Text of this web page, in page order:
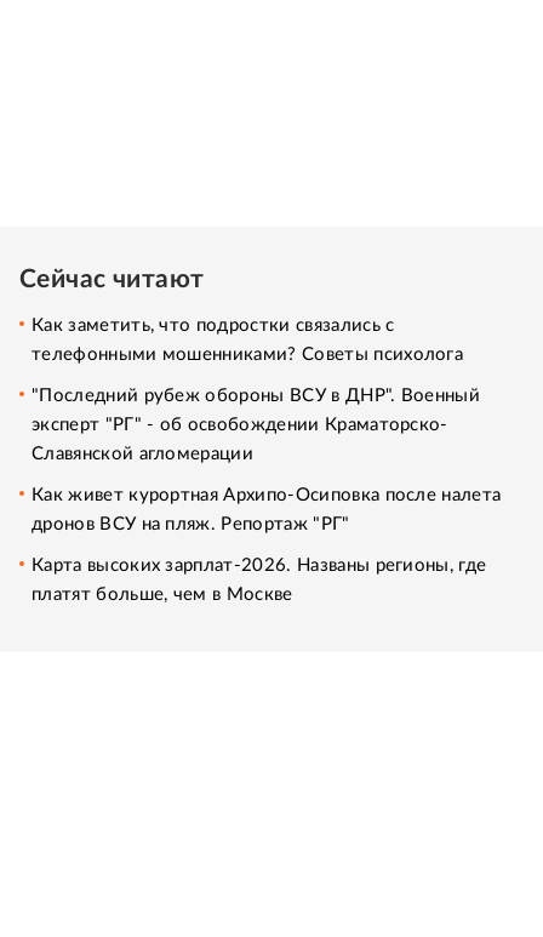
Сейчас читают
Как заметить, что подростки связались с
телефонными мошенниками? Советы психолога
"Последний рубеж обороны ВСУ в ДНР". Военный
эксперт "РГ" - об освобождении Краматорско-
Славянской агломерации
Как живет курортная Архипо-Осиповка после налета
дронов ВСУ на пляж. Репортаж "РГ"
Карта высоких зарплат-2026. Названы регионы, где
платят больше, чем в Москве